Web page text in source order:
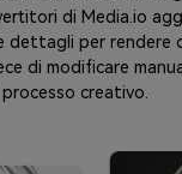
di Media.io
dettagli per rendere
di modificare
processo creativo.